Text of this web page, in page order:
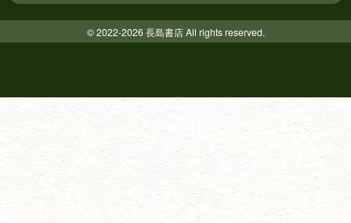
© 2022-2026 長島書店 All rights reserved.